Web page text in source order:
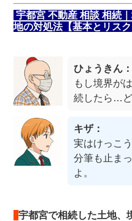
宇都宮 不動産 相談 相続
地の対処法【基本とリスク
ひょうきん：
もし境界が
続したら…
キザ：
実はけっこ
分筆も止ま
よ。
宇都宮で相続した土地、